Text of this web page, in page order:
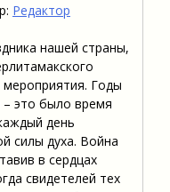
Редактор
нашей страны,
Годы
это было время
день
силы духа. Война
в сердцах
свидетелей тех